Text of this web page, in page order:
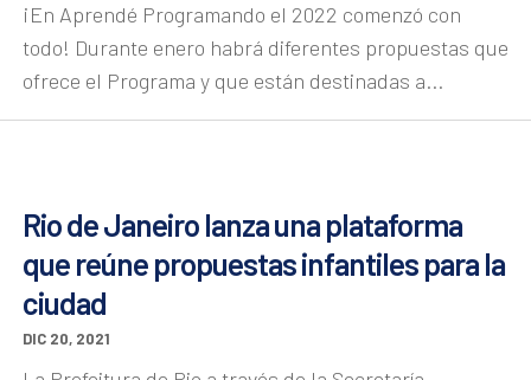
¡En Aprendé Programando el 2022 comenzó con
todo! Durante enero habrá diferentes propuestas que
ofrece el Programa y que están destinadas a...
Rio de Janeiro lanza una plataforma
que reúne propuestas infantiles para la
ciudad
DIC 20, 2021